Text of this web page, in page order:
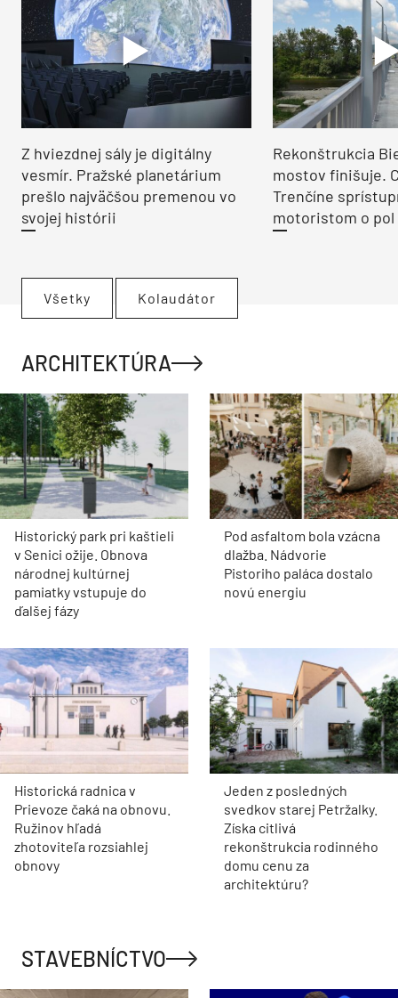
Z hviezdnej sály je digitálny
vesmír. Pražské planetárium
prešlo najväčšou premenou vo
svojej histórii
Rekonštrukcia
mostov finišuje.
Trenčíne
motoristom o pol
Všetky Kolaudátor
ARCHITEKTÚRA
Historický park pri kaštieli
v Senici ožije. Obnova
národnej kultúrnej
pamiatky vstupuje do
ďalšej fázy
Pod asfaltom bola vzácna
dlažba. Nádvorie
Pistoriho paláca dostalo
novú energiu
Historická radnica v
Prievoze čaká na obnovu.
Ružinov hľadá
zhotoviteľa rozsiahlej
obnovy
Jeden z posledných
svedkov starej Petržalky.
Získa citlivá
rekonštrukcia rodinného
domu cenu za
architektúru?
STAVEBNÍCTVO